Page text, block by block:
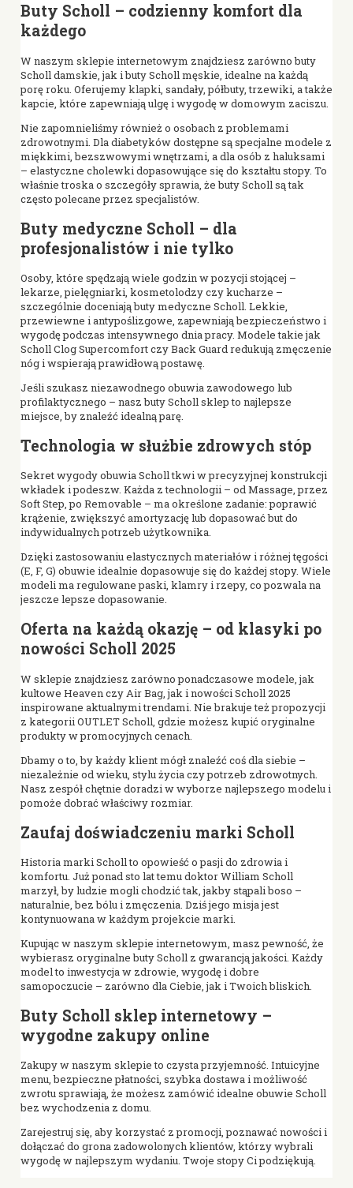
Buty Scholl – codzienny komfort dla
każdego
W naszym sklepie internetowym znajdziesz zarówno buty
Scholl damskie, jak i buty Scholl męskie, idealne na każdą
porę roku. Oferujemyklapki , sandały, półbuty, trzewiki, a także
kapcie, które zapewniają ulgę i wygodę w domowym zaciszu.
Nie zapomnieliśmy również o osobach z problemami
zdrowotnymi. Dla diabetyków dostępne są specjalne modele z
miękkimi, bezszwowymi wnętrzami, a dla osób z haluksami
– elastyczne cholewki dopasowujące się do kształtu stopy. To
właśnie troska o szczegóły sprawia, że buty Scholl są tak
często polecane przez specjalistów.
Buty medyczne Scholl – dla
profesjonalistów i nie tylko
Osoby, które spędzają wiele godzin w pozycji stojącej –
lekarze, pielęgniarki, kosmetolodzy czy kucharze –
szczególnie doceniają buty medyczne Scholl. Lekkie,
przewiewne i antypoślizgowe, zapewniają bezpieczeństwo i
wygodę podczas intensywnego dnia pracy. Modele takie jak
Scholl Clog Supercomfort czy Back Guard redukują zmęczenie
nóg i wspierają prawidłową postawę.
Jeśli szukasz niezawodnego obuwia zawodowego lub
profilaktycznego – nasz buty Scholl sklep to najlepsze
miejsce, by znaleźć idealną parę.
Technologia w służbie zdrowych stóp
Sekret wygody obuwia Scholl tkwi w precyzyjnej konstrukcji
wkładek i podeszw. Każda z technologii – od Massage, przez
Soft Step, po Removable – ma określone zadanie: poprawić
krążenie, zwiększyć amortyzację lub dopasować but do
indywidualnych potrzeb użytkownika.
Dzięki zastosowaniu elastycznych materiałów i różnej tęgości
(E, F, G) obuwie idealnie dopasowuje się do każdej stopy. Wiele
modeli ma regulowane paski, klamry i rzepy, co pozwala na
jeszcze lepsze dopasowanie.
Oferta na każdą okazję – od klasyki po
nowości Scholl 2025
W sklepie znajdziesz zarówno ponadczasowe modele, jak
kultowe Heaven czy Air Bag, jak i nowości Scholl 2025
inspirowane aktualnymi trendami. Nie brakuje też propozycji
z kategorii OUTLET Scholl, gdzie możesz kupić oryginalne
produkty w promocyjnych cenach.
Dbamy o to, by każdy klient mógł znaleźć coś dla siebie –
niezależnie od wieku, stylu życia czy potrzeb zdrowotnych.
Nasz zespół chętnie doradzi w wyborze najlepszego modelu i
pomoże dobrać właściwy rozmiar.
Zaufaj doświadczeniu marki Scholl
Historia marki Scholl to opowieść o pasji do zdrowia i
komfortu. Już ponad sto lat temu doktor William Scholl
marzył, by ludzie mogli chodzić tak, jakby stąpali boso –
naturalnie, bez bólu i zmęczenia. Dziś jego misja jest
kontynuowana w każdym projekcie marki.
Kupując w naszym sklepie internetowym, masz pewność, że
wybierasz oryginalne buty Scholl z gwarancją jakości. Każdy
model to inwestycja w zdrowie, wygodę i dobre
samopoczucie – zarówno dla Ciebie, jak i Twoich bliskich.
Buty Scholl sklep internetowy –
wygodne zakupy online
Zakupy w naszym sklepie to czysta przyjemność. Intuicyjne
menu, bezpieczne płatności, szybka dostawa i możliwość
zwrotu sprawiają, że możesz zamówić idealne obuwie Scholl
bez wychodzenia z domu.
Zarejestruj się, aby korzystać z promocji, poznawać nowości i
dołączać do grona zadowolonych klientów, którzy wybrali
wygodę w najlepszym wydaniu. Twoje stopy Ci podziękują.